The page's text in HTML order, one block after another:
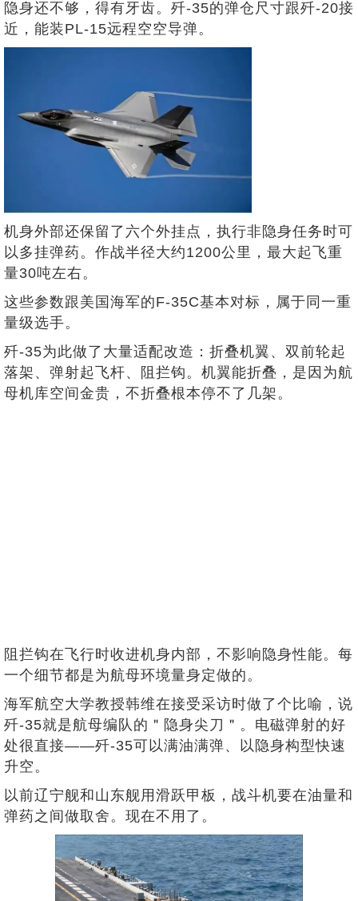
隐身还不够，得有牙齿。歼-35的弹仓尺寸跟歼-20接
近，能装PL-15远程空空导弹。
机身外部还保留了六个外挂点，执行非隐身任务时可
以多挂弹药。作战半径大约1200公里，最大起飞重
量30吨左右。
这些参数跟美国海军的F-35C基本对标，属于同一重
量级选手。
歼-35为此做了大量适配改造：折叠机翼、双前轮起
落架、弹射起飞杆、阻拦钩。机翼能折叠，是因为航
母机库空间金贵，不折叠根本停不了几架。
阻拦钩在飞行时收进机身内部，不影响隐身性能。每
一个细节都是为航母环境量身定做的。
海军航空大学教授韩维在接受采访时做了个比喻，说
歼-35就是航母编队的＂隐身尖刀＂。电磁弹射的好
处很直接——歼-35可以满油满弹、以隐身构型快速
升空。
以前辽宁舰和山东舰用滑跃甲板，战斗机要在油量和
弹药之间做取舍。现在不用了。